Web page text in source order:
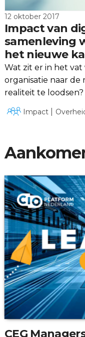
12 oktober 2017
Impact van
samenleving
het nieuwe
Wat zit er in het
organisatie naar de
realiteit te
door Ronald
Nederland.
Impact
CEG